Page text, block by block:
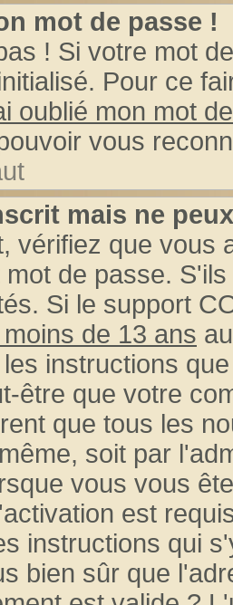
mot de passe !
! Si votre mot
Pour ce
oublié mon mot
vous
mais ne
vérifiez que vous
de passe.
Si le support
de 13 ans
instructions
être que votre
que tous les
soit par
vous vous
est
instructions qui
bien sûr que